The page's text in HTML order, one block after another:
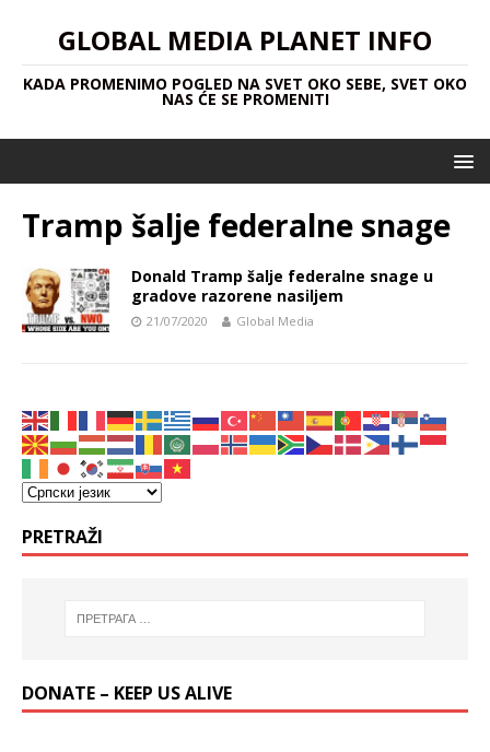
GLOBAL MEDIA PLANET INFO
KADA PROMENIMO POGLED NA SVET OKO SEBE, SVET OKO
NAS ĆE SE PROMENITI
Tramp šalje federalne snage
Donald Tramp šalje federalne snage u
gradove razorene nasiljem
21/07/2020 Global Media
PRETRAŽI
DONATE – KEEP US ALIVE